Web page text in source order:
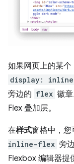
如果网页上的某个
display:
旁边的 flex 徽
Flex 叠加层。
在样式窗格中，
inline-flex 旁
Flexbox 编辑器提